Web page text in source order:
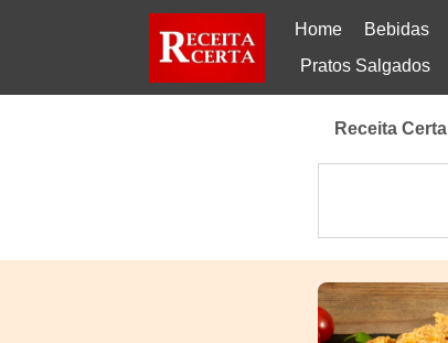
Home Bebidas
Pratos Salgados
Receita Certa